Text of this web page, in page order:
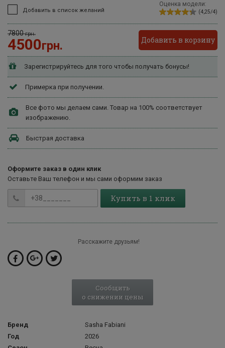
Добавить в список желаний
Оценка модели:
(4,25/4)
7800грн.
4500грн. Добавить в корзину
Зарегистрируйтесь для того чтобы получать бонусы!
Примерка при получении.
Все фото мы делаем сами. Товар на 100% соответствует
изображению.
Быстрая доставка
Оформите заказ в один клик
Оставьте Ваш телефон и мы сами оформим заказ
Купить в 1 клик
Расскажите друзьям!
Сообщить
о снижении цены
Бренд
Sasha Fabiani
Год
2026